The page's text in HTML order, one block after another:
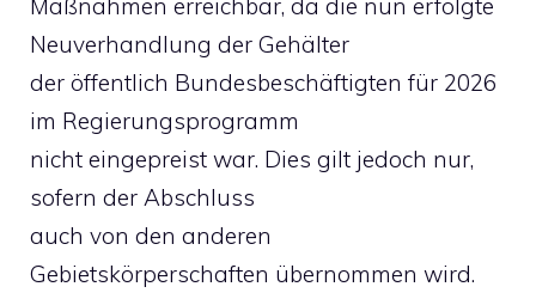
Neuverhandlung der Gehälter
der öffentlich Bundesbeschäftigten für 2026
im Regierungsprogramm
nicht eingepreist war. Dies gilt jedoch nur,
sofern der Abschluss
auch von den anderen
Gebietskörperschaften übernommen wird.